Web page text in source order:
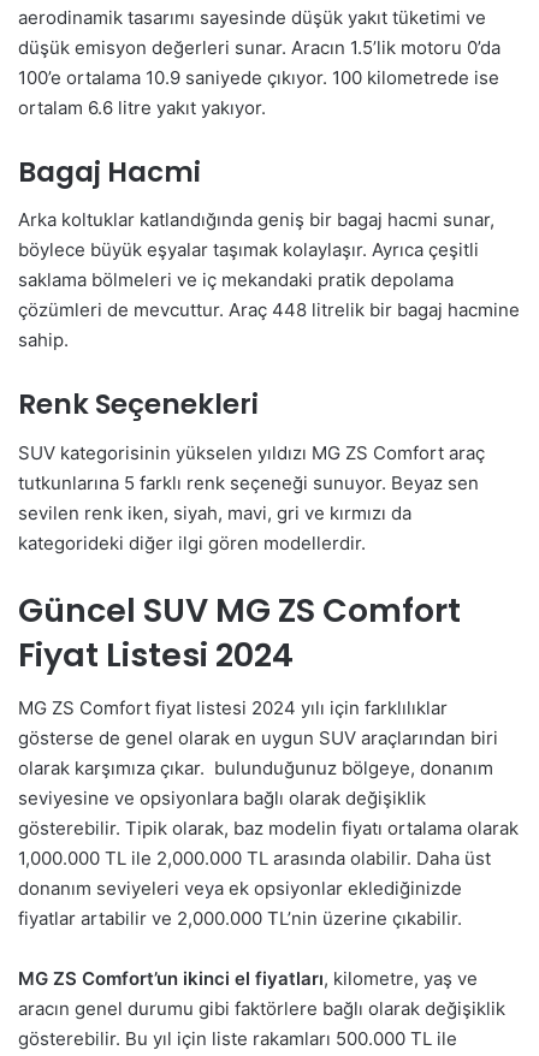
aerodinamik tasarımı sayesinde düşük yakıt tüketimi ve
düşük emisyon değerleri sunar. Aracın 1.5’lik motoru 0’da
100’e ortalama 10.9 saniyede çıkıyor. 100 kilometrede ise
ortalam 6.6 litre yakıt yakıyor.
Bagaj Hacmi
Arka koltuklar katlandığında geniş bir bagaj hacmi sunar,
böylece büyük eşyalar taşımak kolaylaşır. Ayrıca çeşitli
saklama bölmeleri ve iç mekandaki pratik depolama
çözümleri de mevcuttur. Araç 448 litrelik bir bagaj hacmine
sahip.
Renk Seçenekleri
SUV kategorisinin yükselen yıldızı MG ZS Comfort araç
tutkunlarına 5 farklı renk seçeneği sunuyor. Beyaz sen
sevilen renk iken, siyah, mavi, gri ve kırmızı da
kategorideki diğer ilgi gören modellerdir.
Güncel SUV MG ZS Comfort
Fiyat Listesi 2024
MG ZS Comfort fiyat listesi 2024 yılı için farklılıklar
gösterse de genel olarak en uygun SUV araçlarından biri
olarak karşımıza çıkar. bulunduğunuz bölgeye, donanım
seviyesine ve opsiyonlara bağlı olarak değişiklik
gösterebilir. Tipik olarak, baz modelin fiyatı ortalama olarak
1,000.000 TL ile 2,000.000 TL arasında olabilir. Daha üst
donanım seviyeleri veya ek opsiyonlar eklediğinizde
fiyatlar artabilir ve 2,000.000 TL’nin üzerine çıkabilir.
MG ZS Comfort’un ikinci el fiyatları, kilometre, yaş ve
aracın genel durumu gibi faktörlere bağlı olarak değişiklik
gösterebilir. Bu yıl için liste rakamları 500.000 TL ile